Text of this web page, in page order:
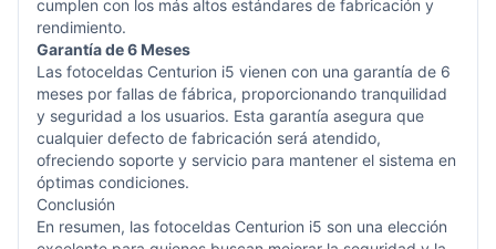
cumplen con los más altos estándares de fabricación y
rendimiento.
Garantía de 6 Meses
Las fotoceldas Centurion i5 vienen con una garantía de 6
meses por fallas de fábrica, proporcionando tranquilidad
y seguridad a los usuarios. Esta garantía asegura que
cualquier defecto de fabricación será atendido,
ofreciendo soporte y servicio para mantener el sistema en
óptimas condiciones.
Conclusión
En resumen, las fotoceldas Centurion i5 son una elección